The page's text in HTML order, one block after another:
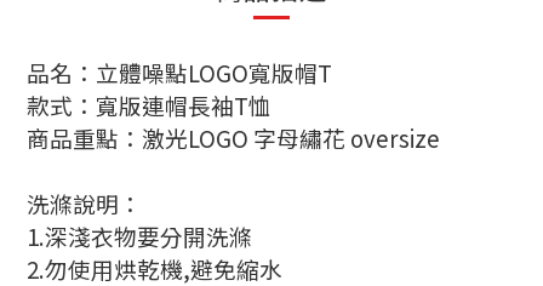
品名：立體噪點LOGO寬版帽T
款式：寬版連帽長袖T恤
商品重點：激光LOGO 字母繡花 oversize
洗滌說明 ：
1.深淺衣物要分開洗滌
2.勿使用烘乾機,避免縮水